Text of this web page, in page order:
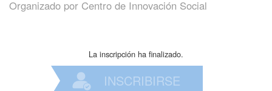
Organizado por Centro de Innovación Social
La inscripción ha finalizado.
INSCRIBIRSE